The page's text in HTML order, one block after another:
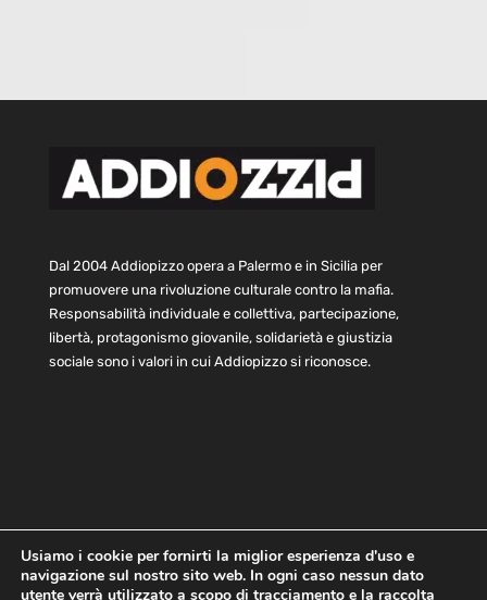
Dal 2004 Addiopizzo opera a Palermo e in Sicilia per
promuovere una rivoluzione culturale contro la mafia.
Responsabilità individuale e collettiva, partecipazione,
libertà, protagonismo giovanile, solidarietà e giustizia
sociale sono i valori in cui Addiopizzo si riconosce.
Home Statuto e bilancio
Contatti
Usiamo i cookie per fornirti la miglior esperienza d'uso e
navigazione sul nostro sito web. In ogni caso nessun dato
utente verrà utilizzato a scopo di tracciamento e la raccolta